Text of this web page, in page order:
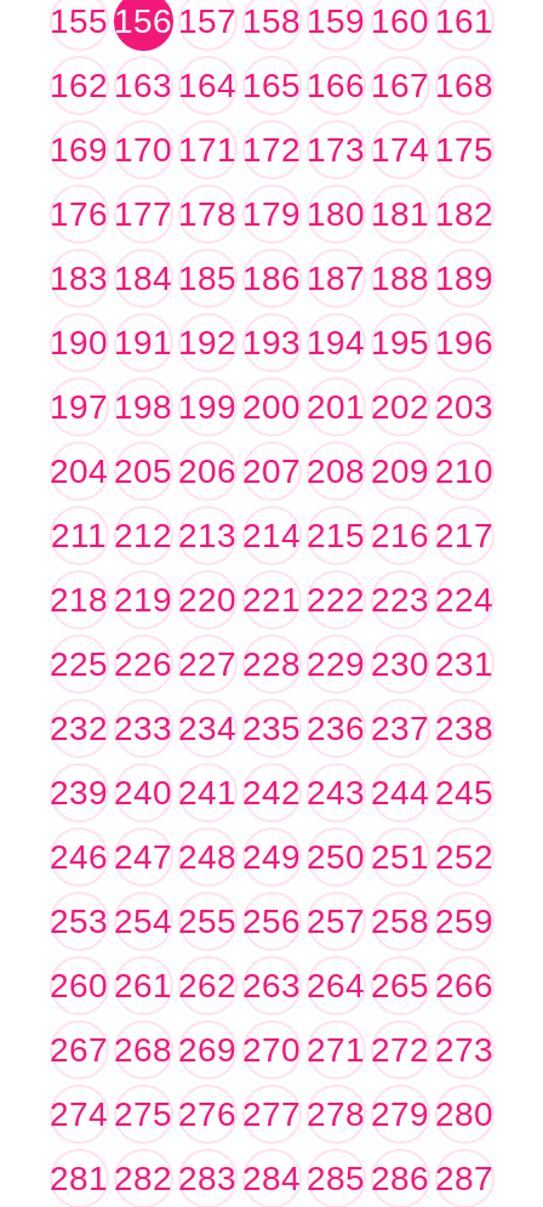
155156157158159160161
162163164165166167168
169170171172173174175
176177178179180181182
183184185186187188189
190191192193194195196
197198199200201202203
204205206207208209210
211212213214215216217
218219220221222223224
225226227228229230231
232233234235236237238
239240241242243244245
246247248249250251252
253254255256257258259
260261262263264265266
267268269270271272273
274275276277278279280
281282283284285286287